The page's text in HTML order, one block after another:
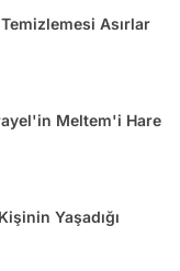
Asırlar
Meltem'i Hare
Yaşadığı